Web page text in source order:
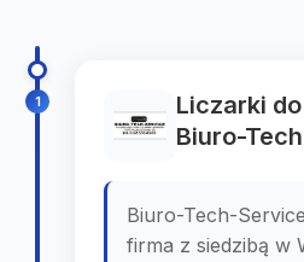
1
Liczarki
Biuro-
Biuro-Tech-
firma z siedzibą w